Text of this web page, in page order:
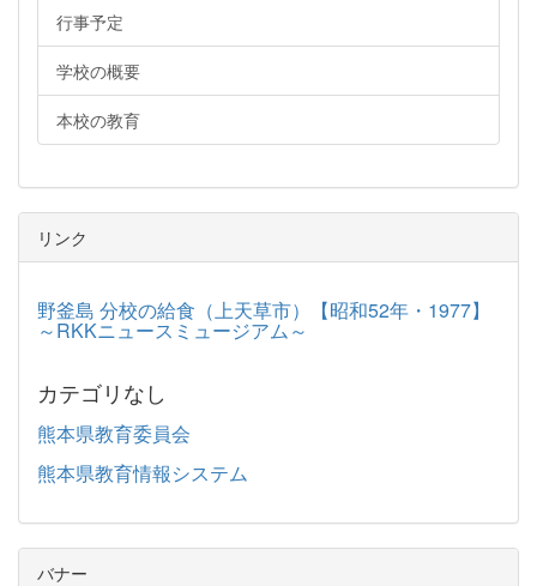
行事予定
学校の概要
本校の教育
リンク
野釜島 分校の給食（上天草市）【昭和52年・1977】
～RKKニュースミュージアム～
カテゴリなし
熊本県教育委員会
熊本県教育情報システム
バナー